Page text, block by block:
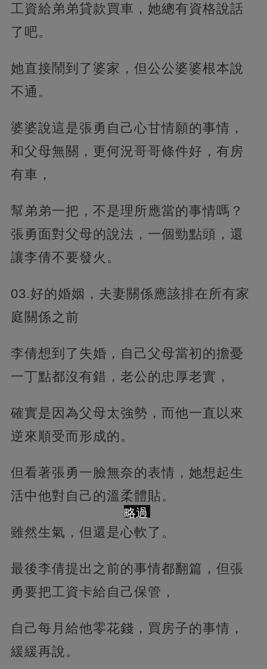
工資給弟弟貸款買車，她總有資格說話
了吧。
她直接鬧到了婆家，但公公婆婆根本說
不通。
婆婆說這是張勇自己心甘情願的事情，
和父母無關，更何況哥哥條件好，有房
有車，
幫弟弟一把，不是理所應當的事情嗎？
張勇面對父母的說法，一個勁點頭，還
讓李倩不要發火。
03.好的婚姻，夫妻關係應該排在所有家
庭關係之前
李倩想到了失婚，自己父母當初的擔憂
一丁點都沒有錯，老公的忠厚老實，
確實是因為父母太強勢，而他一直以來
逆來順受而形成的。
但看著張勇一臉無奈的表情，她想起生
活中他對自己的溫柔體貼。
雖然生氣，但還是心軟了。
最後李倩提出之前的事情都翻篇，但張
勇要把工資卡給自己保管，
自己每月給他零花錢，買房子的事情，
緩緩再說。
略過